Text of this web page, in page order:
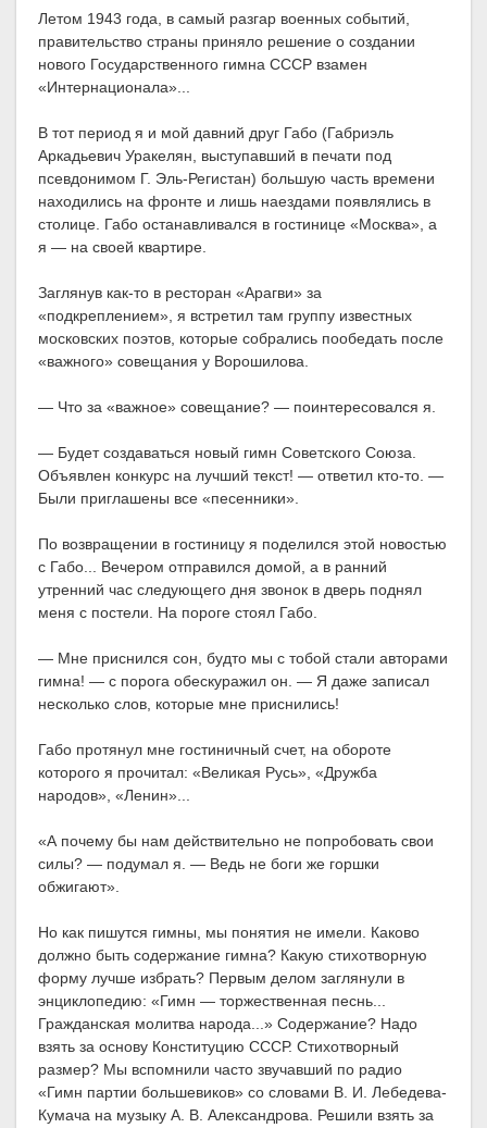
Летом 1943 года, в самый разгар военных событий,
правительство страны приняло решение о создании
нового Государственного гимна СССР взамен
«Интернационала»...
В тот период я и мой давний друг Габо (Габриэль
Аркадьевич Уракелян, выступавший в печати под
псевдонимом Г. Эль-Регистан) большую часть времени
находились на фронте и лишь наездами появлялись в
столице. Габо останавливался в гостинице «Москва», а
я — на своей квартире.
Заглянув как-то в ресторан «Арагви» за
«подкреплением», я встретил там группу известных
московских поэтов, которые собрались пообедать после
«важного» совещания у Ворошилова.
— Что за «важное» совещание? — поинтересовался я.
— Будет создаваться новый гимн Советского Союза.
Объявлен конкурс на лучший текст! — ответил кто-то. —
Были приглашены все «песенники».
По возвращении в гостиницу я поделился этой новостью
с Габо... Вечером отправился домой, а в ранний
утренний час следующего дня звонок в дверь поднял
меня с постели. На пороге стоял Габо.
— Мне приснился сон, будто мы с тобой стали авторами
гимна! — с порога обескуражил он. — Я даже записал
несколько слов, которые мне приснились!
Габо протянул мне гостиничный счет, на обороте
которого я прочитал: «Великая Русь», «Дружба
народов», «Ленин»...
«А почему бы нам действительно не попробовать свои
силы? — подумал я. — Ведь не боги же горшки
обжигают».
Но как пишутся гимны, мы понятия не имели. Каково
должно быть содержание гимна? Какую стихотворную
форму лучше избрать? Первым делом заглянули в
энциклопедию: «Гимн — торжественная песнь...
Гражданская молитва народа...» Содержание? Надо
взять за основу Конституцию СССР. Стихотворный
размер? Мы вспомнили часто звучавший по радио
«Гимн партии большевиков» со словами В. И. Лебедева-
Кумача на музыку А. В. Александрова. Решили взять за